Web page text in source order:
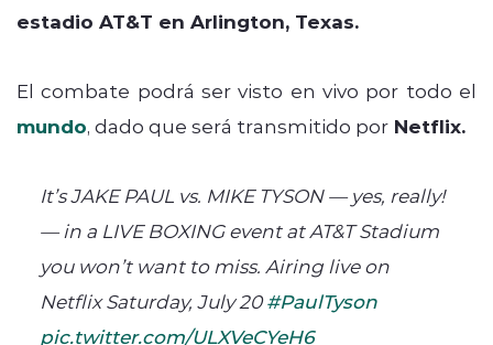
estadio AT&T en Arlington, Texas.
El combate podrá ser visto en vivo por todo el
mundo, dado que será transmitido por Netflix.
It’s JAKE PAUL vs. MIKE TYSON — yes, really!
— in a LIVE BOXING event at AT&T Stadium
you won’t want to miss. Airing live on
Netflix Saturday, July 20#PaulTyson
pic.twitter.com/ULXVeCYeH6